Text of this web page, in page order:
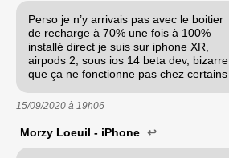
Perso je n’y arrivais pas avec le boitier
de recharge à 70% une fois à 100%
installé direct je suis sur iphone XR,
airpods 2, sous ios 14 beta dev, bizarre
que ça ne fonctionne pas chez certains
15/09/2020 à 19h06
Morzy Loeuil - iPhone ↩